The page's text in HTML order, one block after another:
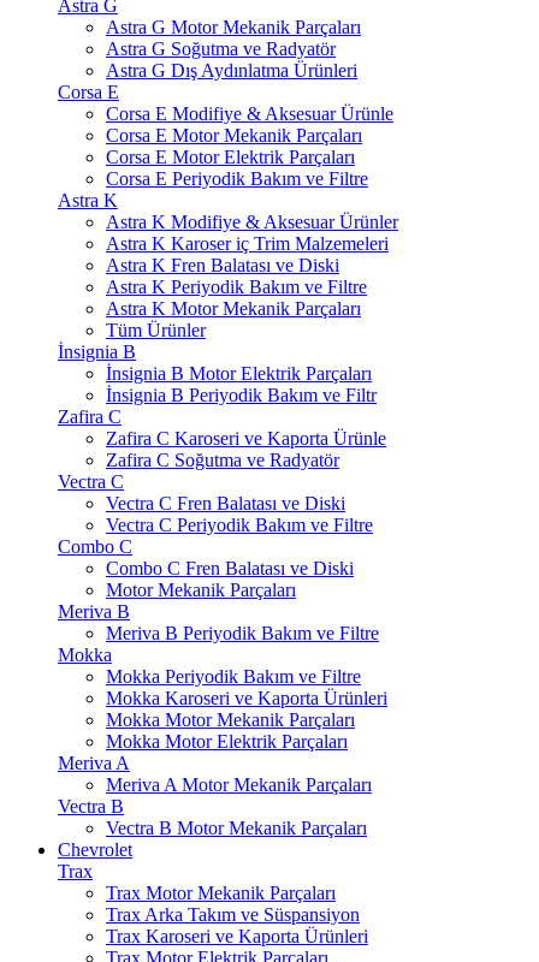
Astra G
Astra G Motor Mekanik Parçaları
Astra G Soğutma ve Radyatör
Astra G Dış Aydınlatma Ürünleri
Corsa E
Corsa E Modifiye & Aksesuar Ürünle
Corsa E Motor Mekanik Parçaları
Corsa E Motor Elektrik Parçaları
Corsa E Periyodik Bakım ve Filtre
Astra K
Astra K Modifiye & Aksesuar Ürünler
Astra K Karoser iç Trim Malzemeleri
Astra K Fren Balatası ve Diski
Astra K Periyodik Bakım ve Filtre
Astra K Motor Mekanik Parçaları
Tüm Ürünler
İnsignia B
İnsignia B Motor Elektrik Parçaları
İnsignia B Periyodik Bakım ve Filtr
Zafira C
Zafira C Karoseri ve Kaporta Ürünle
Zafira C Soğutma ve Radyatör
Vectra C
Vectra C Fren Balatası ve Diski
Vectra C Periyodik Bakım ve Filtre
Combo C
Combo C Fren Balatası ve Diski
Motor Mekanik Parçaları
Meriva B
Meriva B Periyodik Bakım ve Filtre
Mokka
Mokka Periyodik Bakım ve Filtre
Mokka Karoseri ve Kaporta Ürünleri
Mokka Motor Mekanik Parçaları
Mokka Motor Elektrik Parçaları
Meriva A
Meriva A Motor Mekanik Parçaları
Vectra B
Vectra B Motor Mekanik Parçaları
Chevrolet
Trax
Trax Motor Mekanik Parçaları
Trax Arka Takım ve Süspansiyon
Trax Karoseri ve Kaporta Ürünleri
Trax Motor Elektrik Parçaları